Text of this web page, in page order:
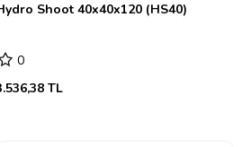
Shoot 40x40x120 (HS40)
0
TL